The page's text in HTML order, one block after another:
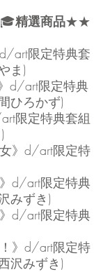
🎓精選商品★★
art限定特典套
ま)
d/art限定特典
ひろかず)
限定特典套組
》d/art限定特
d/art限定特典
みずき)
d/art限定特典
》d/art限定特
西沢みずき)